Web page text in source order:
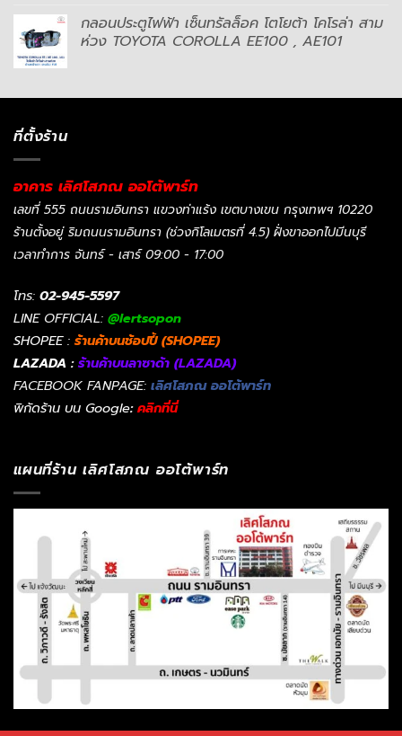
กลอนประตูไฟฟ้า เซ็นทรัลล็อค โตโยต้า โคโรล่า สาม
ห่วง TOYOTA COROLLA EE100 , AE101
ที่ตั้งร้าน
อาคาร เลิศโสภณ ออโต้พาร์ท
เลขที่ 555 ถนนรามอินทรา แขวงท่าแร้ง เขตบางเขน กรุงเทพฯ 10220
ร้านตั้งอยู่ ริมถนนรามอินทรา (ช่วงกิโลเมตรที่ 4.5) ฝั่งขาออกไปมีนบุรี
เวลาทำการ จันทร์ - เสาร์ 09:00 - 17:00
โทร: 02-945-5597
LINE OFFICIAL: @lertsopon
SHOPEE : ร้านค้าบนช้อปปี้ (SHOPEE)
LAZADA :ร้านค้าบนลาซาด้า (LAZADA)
FACEBOOK FANPAGE: เลิศโสภณ ออโต้พาร์ท
พิกัดร้าน บน Google: คลิกที่นี่
แผนที่ร้าน เลิศโสภณ ออโต้พาร์ท